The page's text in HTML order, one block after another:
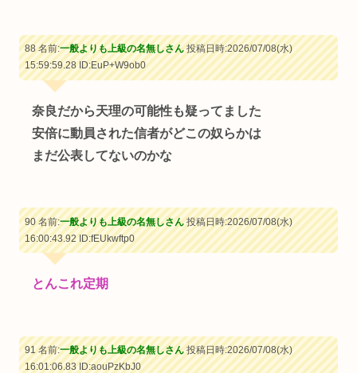
88 名前:一般よりも上級の名無しさん投稿日時:2026/07/08(水)
15:59:59.28ID:EuP+W9ob0
奈良だから天理の可能性も疑ってました
安倍に動員された信者がどこの奴らかは
まだ公表してないのかな
90 名前:一般よりも上級の名無しさん投稿日時:2026/07/08(水)
16:00:43.92ID:fEUkwftp0
とんこれ定期
91 名前:一般よりも上級の名無しさん投稿日時:2026/07/08(水)
16:01:06.83ID:aouPzKbJ0